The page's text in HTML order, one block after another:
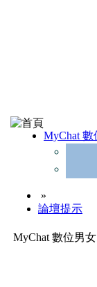
MyChat 數
»
論壇提示
MyChat 數位男